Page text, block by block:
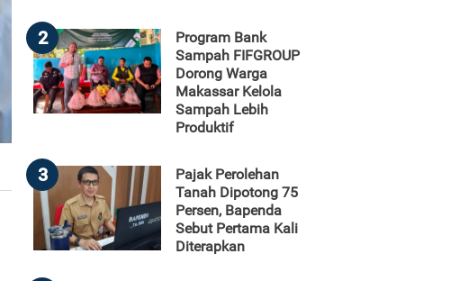
2
Program Bank
Sampah FIFGROUP
Dorong Warga
Makassar Kelola
Sampah Lebih
Produktif
3
Pajak Perolehan
Tanah Dipotong 75
Persen, Bapenda
Sebut Pertama Kali
Diterapkan